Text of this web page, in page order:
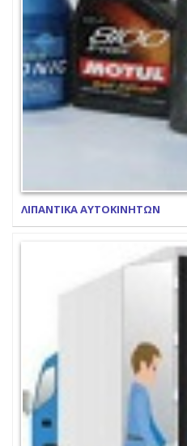
ΛΙΠΑΝΤΙΚΑ ΑΥΤΟΚΙΝΗΤΩΝ